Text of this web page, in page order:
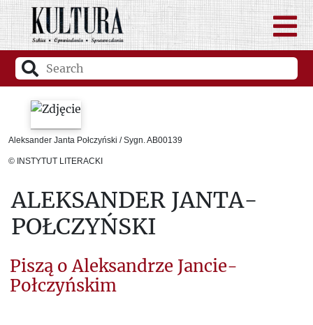
Aleksander Janta Połczyński / Sygn. AB00139
© INSTYTUT LITERACKI
ALEKSANDER JANTA-
POŁCZYŃSKI
Piszą o Aleksandrze Jancie-
Połczyńskim